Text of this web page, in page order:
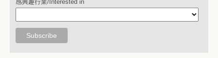
感興趣行業/Interested in